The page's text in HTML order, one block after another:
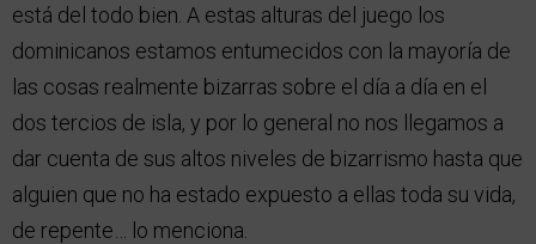
está del todo bien. A estas alturas del juego los
dominicanos estamos entumecidos con la mayoría de
las cosas realmente bizarras sobre el día a día en el
dos tercios de isla, y por lo general no nos llegamos a
dar cuenta de sus altos niveles de bizarrismo hasta que
alguien que no ha estado expuesto a ellas toda su vida,
de repente… lo menciona.